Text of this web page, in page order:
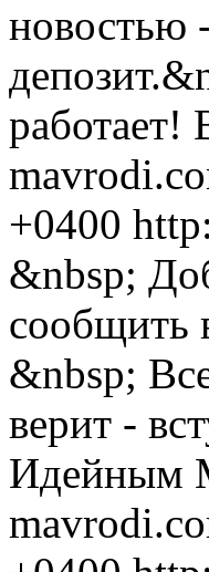
новостью
работает!
+0400
&nbsp;
сообщить
&nbsp;
верит -
Идейным